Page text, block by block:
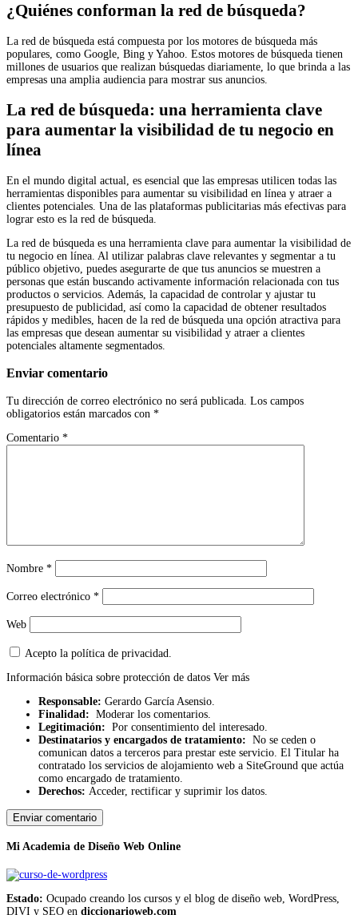
¿Quiénes conforman la red de búsqueda?
La red de búsqueda está compuesta por los motores de búsqueda más
populares, como Google, Bing y Yahoo. Estos motores de búsqueda tienen
millones de usuarios que realizan búsquedas diariamente, lo que brinda a las
empresas una amplia audiencia para mostrar sus anuncios.
La red de búsqueda: una herramienta clave
para aumentar la visibilidad de tu negocio en
línea
En el mundo digital actual, es esencial que las empresas utilicen todas las
herramientas disponibles para aumentar su visibilidad en línea y atraer a
clientes potenciales. Una de las plataformas publicitarias más efectivas para
lograr esto es la red de búsqueda.
La red de búsqueda es una herramienta clave para aumentar la visibilidad de
tu negocio en línea. Al utilizar palabras clave relevantes y segmentar a tu
público objetivo, puedes asegurarte de que tus anuncios se muestren a
personas que están buscando activamente información relacionada con tus
productos o servicios. Además, la capacidad de controlar y ajustar tu
presupuesto de publicidad, así como la capacidad de obtener resultados
rápidos y medibles, hacen de la red de búsqueda una opción atractiva para
las empresas que desean aumentar su visibilidad y atraer a clientes
potenciales altamente segmentados.
Enviar comentario
Tu dirección de correo electrónico no será publicada. Los campos
obligatorios están marcados con *
Comentario *
Nombre *
Correo electrónico *
Web
Acepto la política de privacidad.
Información básica sobre protección de datos Ver más
Responsable: Gerardo García Asensio.
Finalidad: Moderar los comentarios.
Legitimación: Por consentimiento del interesado.
Destinatarios y encargados de tratamiento: No se ceden o
comunican datos a terceros para prestar este servicio. El Titular ha
contratado los servicios de alojamiento web a SiteGround que actúa
como encargado de tratamiento.
Derechos: Acceder, rectificar y suprimir los datos.
Mi Academia de Diseño Web Online
Estado: Ocupado creando los cursos y el blog de diseño web, WordPress,
DIVI y SEO en diccionarioweb.com